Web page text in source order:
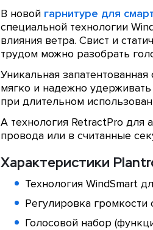
В новой гарнитуре для
специальной технологии
влияния ветра. Свист и
трудом можно разобрать
Уникальная
мягко и надежно
при длительном
А технология RetractPro для
провода или в считанные
Характеристики
Технология WindSmart
Регулировка
Голосовой набор